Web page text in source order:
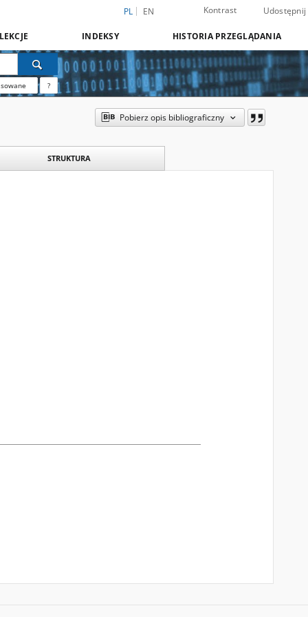
PL EN Kontrast Udostępnij
INDEKSY HISTORIA PRZEGLĄDANIA
?
Pobierz opis bibliograficzny
STRUKTURA